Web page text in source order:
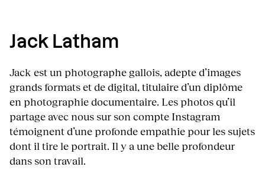
Jack Latham
Jack est un photographe gallois, adepte d’images
grands formats et de digital, titulaire d’un diplôme
en photographie documentaire. Les photos qu’il
partage avec nous sur son compte Instagram
témoignent d’une profonde empathie pour les sujets
dont il tire le portrait. Il y a une belle profondeur
dans son travail.